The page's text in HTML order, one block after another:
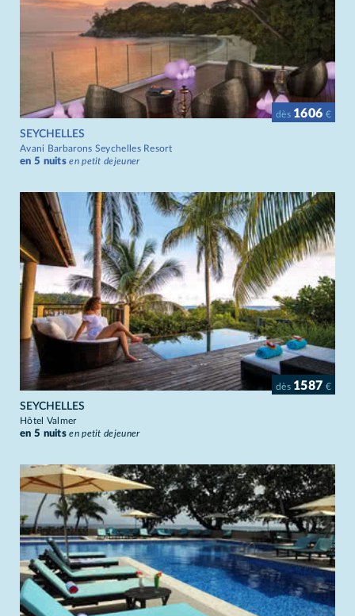
dès 1606 €
SEYCHELLES
Avani Barbarons Seychelles Resort
en 5 nuitsen petit dejeuner
dès 1587 €
SEYCHELLES
Hôtel Valmer
en 5 nuitsen petit dejeuner